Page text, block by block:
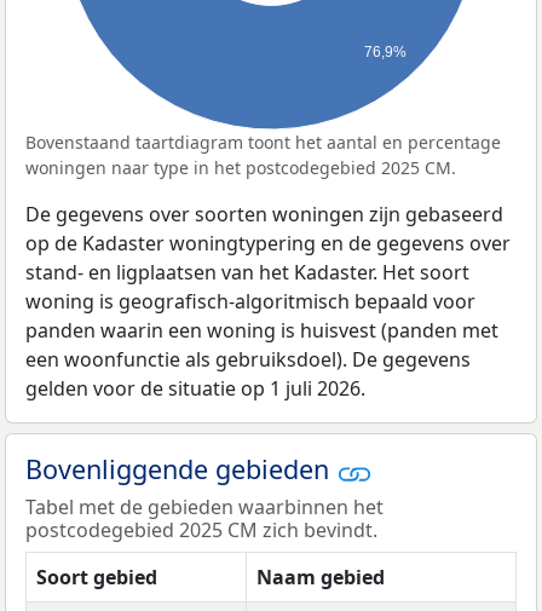
76,9%
Bovenstaand taartdiagram toont het aantal en percentage
woningen naar type in het postcodegebied 2025 CM.
De gegevens over soorten woningen zijn gebaseerd
op de Kadaster woningtypering en de gegevens over
stand- en ligplaatsen van het Kadaster. Het soort
woning is geografisch-algoritmisch bepaald voor
panden waarin een woning is huisvest (panden met
een woonfunctie als gebruiksdoel). De gegevens
gelden voor de situatie op 1 juli 2026.
Bovenliggende gebieden
Tabel met de gebieden waarbinnen het
postcodegebied 2025 CM zich bevindt.
Soort gebied
Naam gebied